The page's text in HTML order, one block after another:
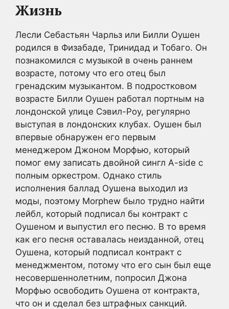
Жизнь
Лесли Себастьян Чарльз или Билли Оушен
родился в Физабаде, Тринидад и Тобаго. Он
познакомился с музыкой в очень раннем
возрасте, потому что его отец был
гренадским музыкантом. В подростковом
возрасте Билли Оушен работал портным на
лондонской улице Сэвил-Роу, регулярно
выступая в лондонских клубах. Оушен был
впервые обнаружен его первым
менеджером Джоном Морфью, который
помог ему записать двойной сингл A-side с
полным оркестром. Однако стиль
исполнения баллад Оушена выходил из
моды, поэтому Morphew было трудно найти
лейбл, который подписал бы контракт с
Оушеном и выпустил его песню. В то время
как его песня оставалась неизданной, отец
Оушена, который подписал контракт с
менеджментом, потому что его сын был еще
несовершеннолетним, попросил Джона
Морфью освободить Оушена от контракта,
что он и сделал без штрафных санкций.